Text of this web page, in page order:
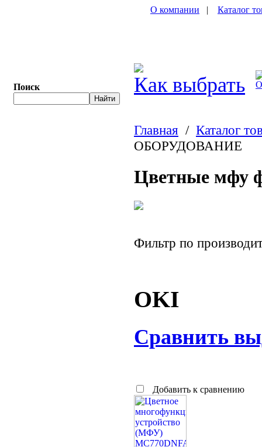
Поиск
О компании | Каталог
Как выбрать
Главная / Каталог
ОБОРУДОВАНИЕ
Цветные мфу
Фильтр по
OKI
Сравнить
Добавить к сравнению